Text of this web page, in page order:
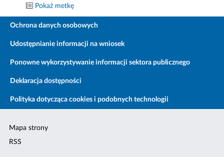
Pokaż metkę
Ochrona danych osobowych
Udostępnianie informacji na wniosek
Ponowne wykorzystywanie informacji sektora publicznego
Deklaracja dostępności
Polityka dotycząca cookies i podobnych technologii
Mapa strony
RSS